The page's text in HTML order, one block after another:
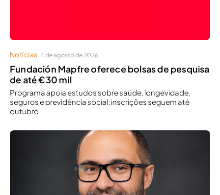
Notícias 4 de agosto de 2026
Fundación Mapfre oferece bolsas de pesquisa
de até €30 mil
Programa apoia estudos sobre saúde, longevidade,
seguros e previdência social; inscrições seguem até
outubro